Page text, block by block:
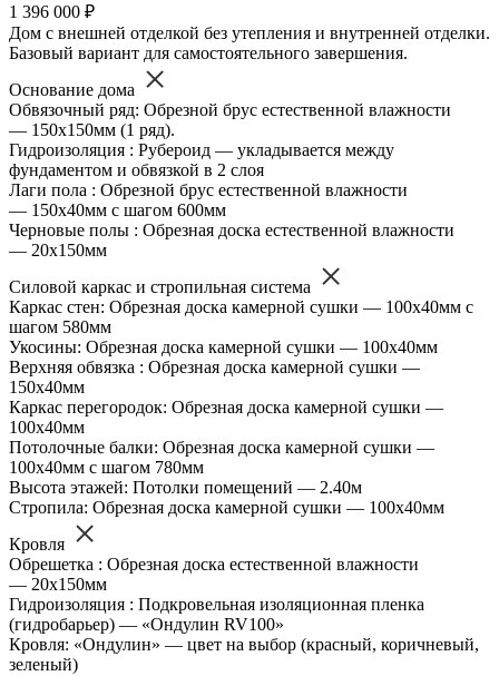
1 396 000 ₽
Дом с внешней отделкой без утепления и внутренней отделки.
Базовый вариант для самостоятельного завершения.
Основание дома
Обвязочный ряд: Обрезной брус естественной влажности
— 150х150мм (1 ряд).
Гидроизоляция : Рубероид — укладывается между
фундаментом и обвязкой в 2 слоя
Лаги пола : Обрезной брус естественной влажности
— 150х40мм с шагом 600мм
Черновые полы : Обрезная доска естественной влажности
— 20х150мм
Силовой каркас и стропильная система
Каркас стен: Обрезная доска камерной сушки — 100х40мм с
шагом 580мм
Укосины: Обрезная доска камерной сушки — 100х40мм
Верхняя обвязка : Обрезная доска камерной сушки —
150х40мм
Каркас перегородок: Обрезная доска камерной сушки —
100х40мм
Потолочные балки: Обрезная доска камерной сушки —
100х40мм с шагом 780мм
Высота этажей: Потолки помещений — 2.40м
Стропила: Обрезная доска камерной сушки — 100х40мм
Кровля
Обрешетка : Обрезная доска естественной влажности
— 20х150мм
Гидроизоляция : Подкровельная изоляционная пленка
(гидробарьер) — «Ондулин RV100»
Кровля: «Ондулин» — цвет на выбор (красный, коричневый,
зеленый)